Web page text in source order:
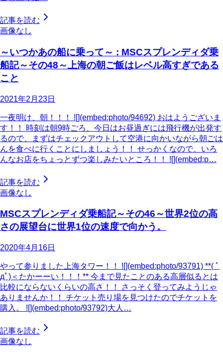
記事を読む
画像なし
～いつかあの船に乗って～ : MSCスプレンディダ乗
船記～その48～上海の朝ご飯はレベル高すぎである
こと
2021年2月23日
一夜明け、朝！！！ ![](embed:photo/94692) おはようございま
す！！ 時刻は朝9時ごろ、今日はお昼過ぎには飛行機が出発す
るので、まずはチェックアウトして空港に向かいながら朝ごは
んを食べに行くことにしましょう！！ せっかくなので、いろ
んなお店をちょっとずつ楽しみたいところ！！ ![](embed:p…
記事を読む
画像なし
MSCスプレンディダ乗船記～その46～世界2位の高
さの展望台に世界1位の速度で向かう。
2020年4月16日
やって参りました上海タワー！！ ![](embed:photo/93791) **( ﾟ
дﾟ)＜たかーーい！！！** 今まで見たことのある高層似るとは
比較にならないくらいの高さ！！ さっそく登ってみようじゃ
ありませんか！！ チケット売り場を見つけたのでチケットを
購入。 ![](embed:photo/93792)大人…
記事を読む
画像なし